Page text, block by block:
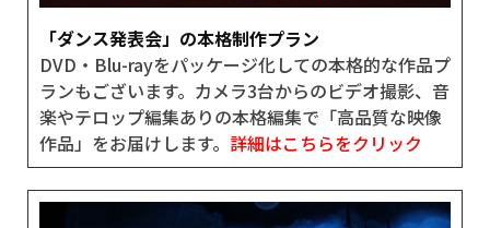
「ダンス発表会」の本格制作プラン
DVD・Blu-rayをパッケージ化しての本格的な作品プ
ランもございます。カメラ3台からのビデオ撮影、音
楽やテロップ編集ありの本格編集で「高品質な映像
作品」をお届けします。 詳細はこちらをクリック